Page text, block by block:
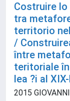
Costruire
tra
territorio
/
între
teritoriale
lea ?i al
2015